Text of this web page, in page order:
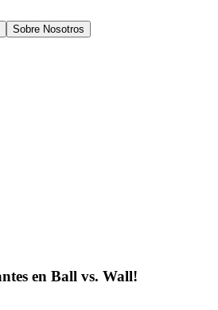
Sobre Nosotros
en Ball vs. Wall!